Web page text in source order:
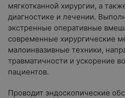
мягкотканной хирургии, а
диагностике и лечении.
экстренные оперативные
современные хирургические
малоинвазивные техники,
травматичности и ускорение
пациентов.
Проводит эндоскопические